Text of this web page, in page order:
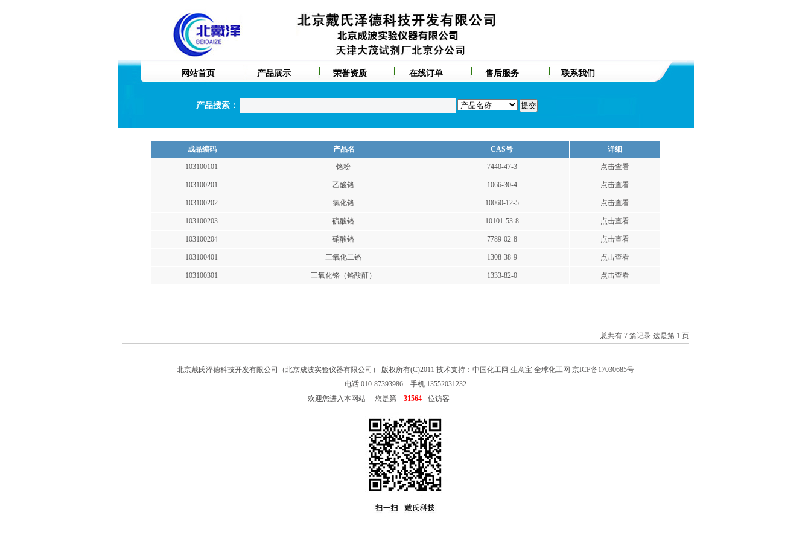
网站首页 产品展示 荣誉资质 在线订单 售后服务 联系我们
产品搜索：
成品编码 产品名 CAS号 详细
103100101 铬粉 7440-47-3 点击查看
103100201 乙酸铬 1066-30-4 点击查看
103100202 氯化铬 10060-12-5 点击查看
103100203 硫酸铬 10101-53-8 点击查看
103100204 硝酸铬 7789-02-8 点击查看
103100401 三氧化二铬 1308-38-9 点击查看
103100301 三氧化铬（铬酸酐） 1333-82-0 点击查看
总共有 7 篇记录 这是第 1 页
北京戴氏泽德科技开发有限公司（北京成波实验仪器有限公司） 版权所有(C)2011 技术支持： 中国化工网 生意宝 全球化工网 京ICP备17030685号
电话 010-87393986 手机 13552031232
欢迎您进入本网站 您是第
31564 位访客